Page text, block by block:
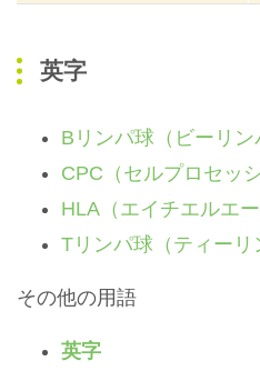
英字
Bリンパ球（ビーリン
CPC（セルプロセッ
HLA（エイチエルエー
Tリンパ球（ティーリ
その他の用語
英字